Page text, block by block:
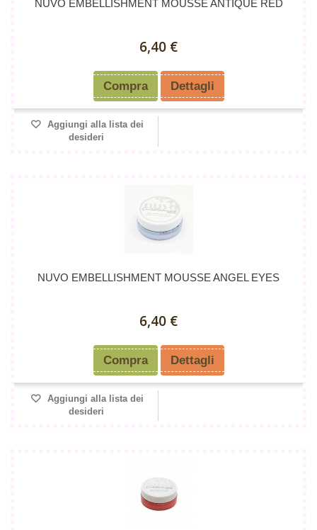
NUVO EMBELLISHMENT MOUSSE ANTIQUE RED
6,40 €
Compra Dettagli
Aggiungi alla lista dei
desideri
NUVO EMBELLISHMENT MOUSSE ANGEL EYES
6,40 €
Compra Dettagli
Aggiungi alla lista dei
desideri